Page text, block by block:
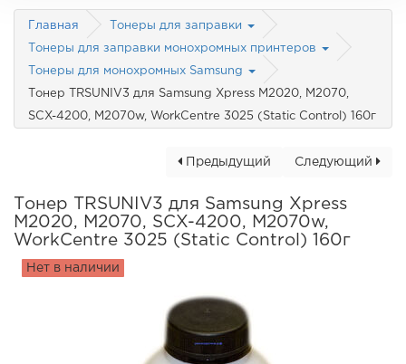
Главная Тонеры для заправки
Тонеры для заправки монохромных принтеров
Тонеры для монохромных Samsung
Тонер TRSUNIV3 для Samsung Xpress M2020, M2070,
SCX-4200, M2070w, WorkCentre 3025 (Static Control) 160г
Следующий
Предыдущий
Тонер TRSUNIV3 для Samsung Xpress
M2020, M2070, SCX-4200, M2070w,
WorkCentre 3025 (Static Control) 160г
Нет в наличии